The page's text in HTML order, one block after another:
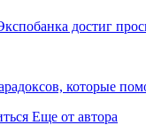
достиг
которые
Еще от автора